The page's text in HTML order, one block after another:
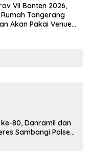
VII Banten 2026,
Rumah Tangerang
Akan Pakai Venue
80, Danramil dan
Sambangi Polsek